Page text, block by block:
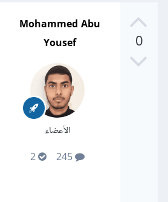
0
Mohammed Abu
Yousef
الأعضاء